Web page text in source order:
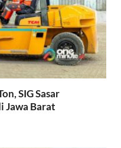
SIG Sasar
Jawa Barat